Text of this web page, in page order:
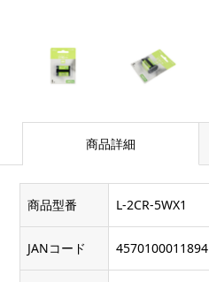
商品詳細
商品型番 L-2CR-5WX1
JANコード 4570100011894